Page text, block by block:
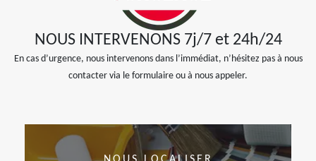
NOUS INTERVENONS 7j/7 et 24h/24
En cas d’urgence, nous intervenons dans l’immédiat, n’hésitez pas à nous
contacter via le formulaire ou à nous appeler.